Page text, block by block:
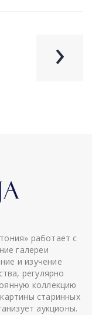
›
работает с
галереи
и изучение
регулярно
коллекцию
старинных
аукционы.